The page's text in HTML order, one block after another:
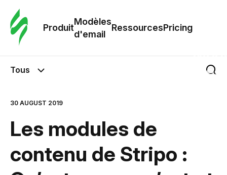
Produit
Modèles
d'email
RessourcesPricing
Tous
30 AUGUST 2019
Les modules de
contenu de Stripo :